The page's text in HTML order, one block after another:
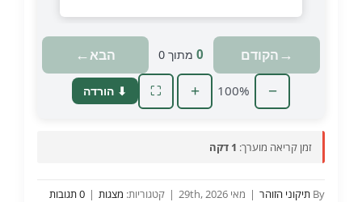
טוען מצגת…
→הקודם 0 מתוך 0 הבא←
−
100%
+
⛶ ⬇ הורדה
זמן קריאה מוערך: 1 דקה
By תיקוני הזוהר | מאי 29th, 2026 | קטגוריות: מצגות | 0 תגובות